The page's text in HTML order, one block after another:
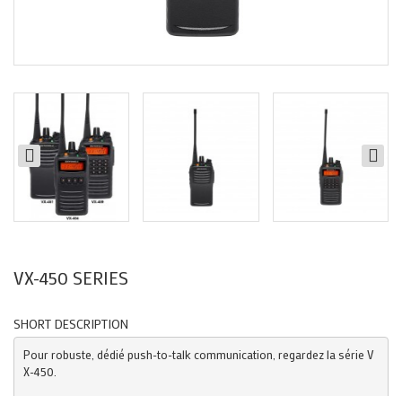
VX-450 SERIES
SHORT DESCRIPTION
Pour robuste, dédié push-to-talk communication, regardez la série V
X-450.